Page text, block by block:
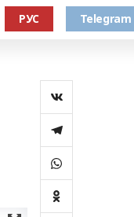
РУС Telegram